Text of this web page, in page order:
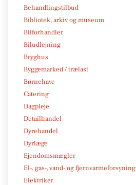
Behandlingstilbud
Bibliotek, arkiv og museum
Bilforhandler
Biludlejning
Bryghus
Byggemarked / trælast
Børnehave
Catering
Dagpleje
Detailhandel
Dyrehandel
Dyrlæge
Ejendomsmægler
El-, gas-, vand- og fjernvarmeforsyning
Elektriker